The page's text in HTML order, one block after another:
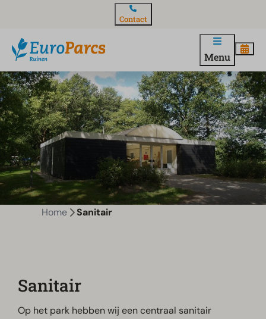
Contact
Menu
Home Sanitair
Sanitair
Op het park hebben wij een centraal sanitair